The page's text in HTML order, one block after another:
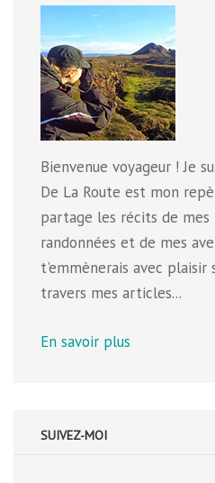
Bienvenue voyageur ! Je
De La Route est mon
partage les récits de mes
randonnées et de mes
t'emmènerais avec plaisir
travers mes articles...
En savoir plus
SUIVEZ-MOI